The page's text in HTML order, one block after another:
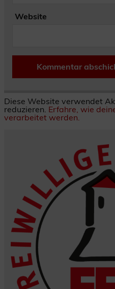
Website
Diese Website verwendet
reduzieren. Erfahre, wie
verarbeitet werden.